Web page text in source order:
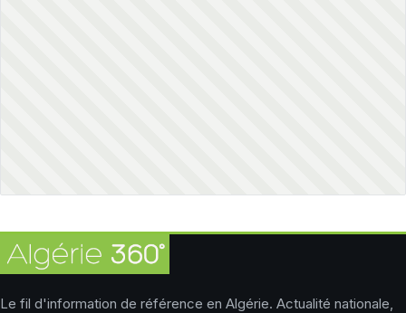
Le fil d'information de référence en Algérie. Actualité nationale,